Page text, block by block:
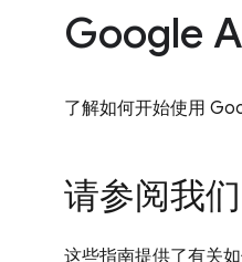
Google
了解如何开始使用
请参阅我
这些指南提供了有关